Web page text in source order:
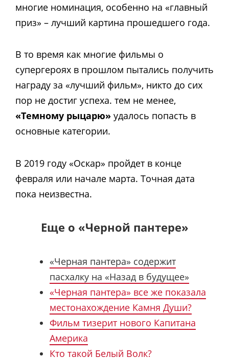
многие номинация, особенно на «главный
приз» – лучший картина прошедшего года.
В то время как многие фильмы о
супергероях в прошлом пытались получить
награду за «лучший фильм», никто до сих
пор не достиг успеха. тем не менее,
«Темному рыцарю» удалось попасть в
основные категории.
В 2019 году «Оскар» пройдет в конце
февраля или начале марта. Точная дата
пока неизвестна.
Еще о «Черной пантере»
«Черная пантера» содержит
пасхалку на «Назад в будущее»
«Черная пантера» все же показала
местонахождение Камня Души?
Фильм тизерит нового Капитана
Америка
Кто такой Белый Волк?